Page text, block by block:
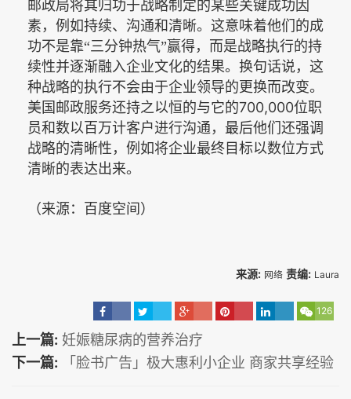
邮政局将其归功于战略制定的某些关键成功因
素，例如持续、沟通和清晰。这意味着他们的成
功不是靠“三分钟热气”赢得，而是战略执行的持
续性并逐渐融入企业文化的结果。换句话说，这
种战略的执行不会由于企业领导的更换而改变。
美国邮政服务还持之以恒的与它的700,000位职
员和数以百万计客户进行沟通，最后他们还强调
战略的清晰性，例如将企业最终目标以数位方式
清晰的表达出来。
（来源：百度空间）
来源: 网络 责编: Laura
126
上一篇: 妊娠糖尿病的营养治疗
下一篇:
「脸书广告」极大惠利小企业 商家共享经验